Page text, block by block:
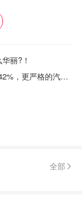
诱使人们向
丽?！
2022加拿大公布新气候计划 | 未来8年减排42%，更严格的汽车销售转向电动车型时间表！
全部